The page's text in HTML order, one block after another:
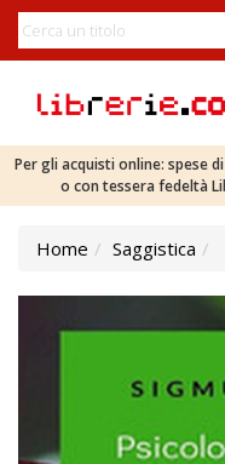
Per gli acquisti online: spese
o con tessera fedeltà
Home Saggistica